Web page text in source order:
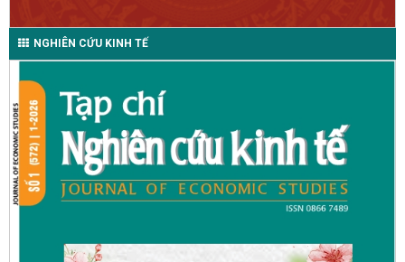
NGHIÊN CỨU KINH TẾ